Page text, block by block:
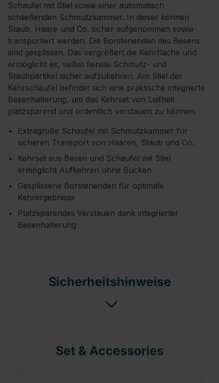
Schaufel mit Stiel sowie einer automatisch
schließenden Schmutzkammer. In dieser können
Staub, Haare und Co. sicher aufgenommen sowie
transportiert werden. Die Borstenenden des Besens
sind gesplissen. Das vergrößert die Kehrfläche und
ermöglicht es, selbst feinste Schmutz- und
Staubpartikel sicher aufzukehren. Am Stiel der
Kehrschaufel befindet sich eine praktische integrierte
Besenhalterung, um das Kehrset von Leifheit
platzsparend und ordentlich verstauen zu können.
Extragroße Schaufel mit Schmutzkammer für
sicheren Transport von Haaren, Staub und Co.
Kehrset aus Besen und Schaufel mit Stiel
ermöglicht Aufkehren ohne Bücken
Gesplissene Borstenenden für optimale
Kehrergebnisse
Platzsparendes Verstauen dank integrierter
Besenhalterung
Sicherheitshinweise
Set & Accessories